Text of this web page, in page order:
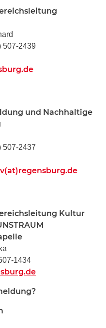
507-2439
und Nachhaltige
507-2437
Kultur
1434